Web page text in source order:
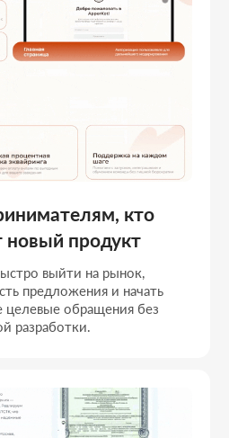
действию
на одном
глубоко
перегружая